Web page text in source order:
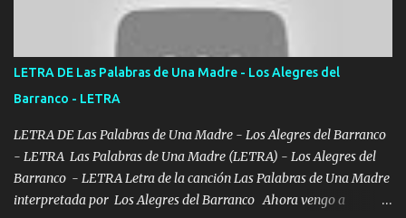
tumbaron prisionero en caliente me llevaron me achacaba cargos
que estaban muy raros me gritaba a donde tienes el clavo Yo me
enfiesto me gusta vivir en grande más me cuido me gusta ser
responsable hay rateros envidiosos que no falten mi dios es grande
me cuida de las maldades Pa el equipo aquí le mando un abrazo
que conmigo aquí tiene mi respaldo...
LETRA DE Las Palabras de Una Madre - Los Alegres del
Barranco - LETRA
LETRA DE Las Palabras de Una Madre - Los Alegres del Barranco
- LETRA Las Palabras de Una Madre (LETRA) - Los Alegres del
Barranco - LETRA Letra de la canción Las Palabras de Una Madre
interpretada por Los Alegres del Barranco Ahora vengo a